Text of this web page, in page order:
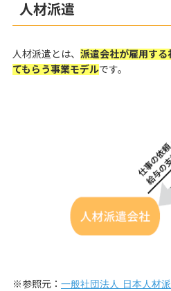
人材派遣
人材派遣とは、 派遣会社が雇用す
てもらう事業モデルです。
※参照元： 一般社団法人 日本人材